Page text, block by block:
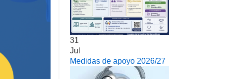
31
Jul
Medidas de apoyo 2026/27